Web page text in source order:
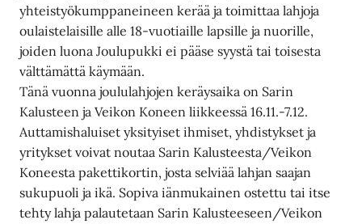
yhteistyökumppaneineen kerää ja toimittaa lahjoja
oulaistelaisille alle 18-vuotiaille lapsille ja nuorille,
joiden luona Joulupukki ei pääse syystä tai toisesta
välttämättä käymään.
Tänä vuonna joululahjojen keräysaika on Sarin
Kalusteen ja Veikon Koneen liikkeessä 16.11.-7.12.
Auttamishaluiset yksityiset ihmiset, yhdistykset ja
yritykset voivat noutaa Sarin Kalusteesta/Veikon
Koneesta pakettikortin, josta selviää lahjan saajan
sukupuoli ja ikä. Sopiva iänmukainen ostettu tai itse
tehty lahja palautetaan Sarin Kalusteeseen/Veikon